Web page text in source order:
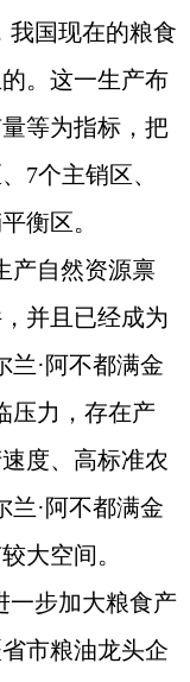
我国现在的粮食
。这一生产布
等为指标，把
7个主销区、
衡区。
产自然资源禀
并且已经成为
兰·阿不都满金
压力，存在产
度、高标准农
兰·阿不都满金
大空间。
一步加大粮食产
市粮油龙头企